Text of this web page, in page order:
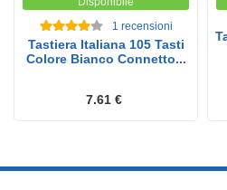
1 recensioni
Tastiera Italiana 105 Tasti
Colore Bianco Connetto...
7.61 €